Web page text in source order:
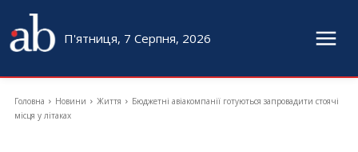
П'ятниця, 7 Серпня, 2026
Головна Новини Життя
Бюджетні авіакомпанії готуються запровадити стоячі
місця у літаках